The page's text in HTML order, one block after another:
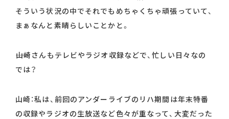
そういう状況の中でそれでもめちゃくちゃ頑張っていて、
まぁなんと素晴らしいことかと。
――山崎さんもテレビやラジオ収録などで、忙しい日々なの
では？
山崎：私は、前回のアンダーライブのリハ期間は年末特番
の収録やラジオの生放送など色々が重なって、大変だった